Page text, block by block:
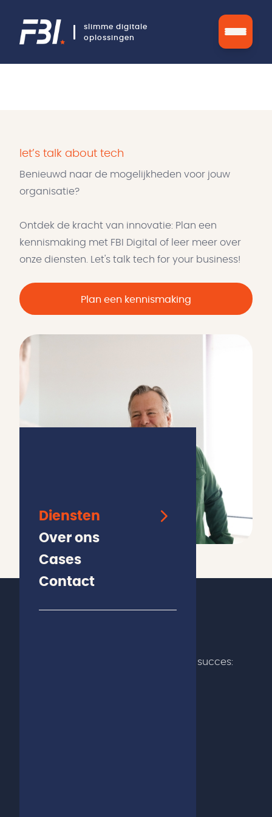
Diensten
Over ons
Cases
Contact
slimme digitale
oplossingen
let’s talk about tech
Benieuwd naar de mogelijkheden voor jouw
organisatie?
Ontdek de kracht van innovatie: Plan een
kennismaking met FBI Digital of leer meer over
onze diensten. Let's talk tech for your business!
Plan een kennismaking
De digitale partner voor klantgericht succes: